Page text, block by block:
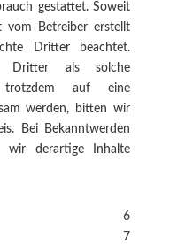
gestattet. Soweit
vom Betreiber erstellt
Dritter beachtet.
Dritter als solche
trotzdem auf eine
werden, bitten wir
Bei Bekanntwerden
wir derartige Inhalte
6
7